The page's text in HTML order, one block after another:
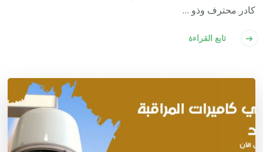
كادر محترف وذو …
تابع القراءة